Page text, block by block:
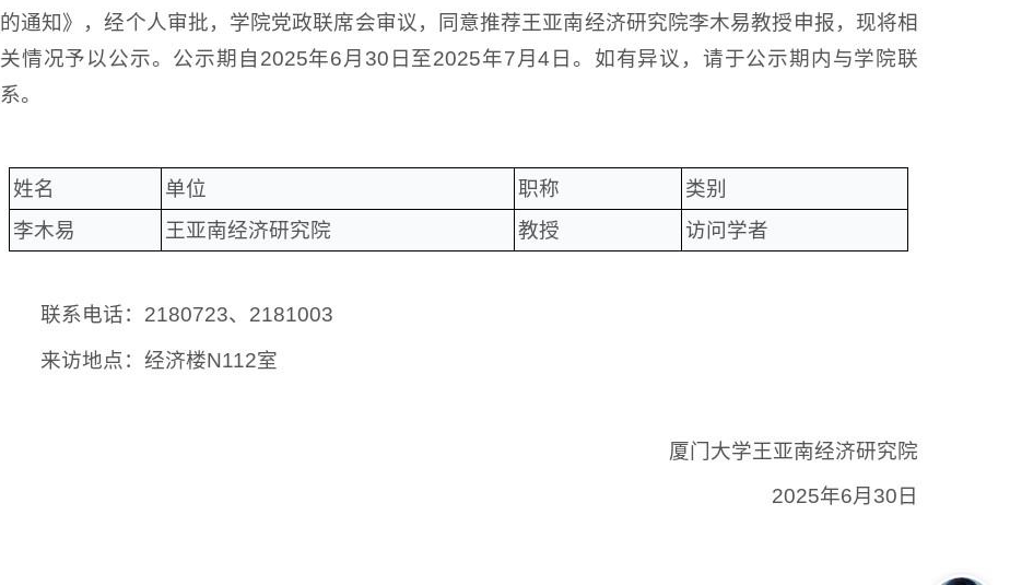
的通知》，经个人审批，学院党政联席会审议，同意推荐王亚南经济研究院李木易教授申报，现将相
关情况予以公示。公示期自2025年6月30日至2025年7月4日。如有异议，请于公示期内与学院联
系。
姓名 单位 职称
类别
李木易
王亚南经济研究院 教授 访问学者
联系电话：2180723、2181003
来访地点：经济楼N112室
厦门大学王亚南经济研究院
2025年6月30日